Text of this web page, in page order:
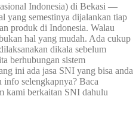
Indonesia) di Bekasi —
yang semestinya dijalankan tiap
produk di Indonesia. Walau
hal yang mudah. Ada cukup
dikala sebelum
berhubungan sistem
ini ada jasa SNI yang bisa anda
selengkapnya? Baca
kami berkaitan SNI dahulu